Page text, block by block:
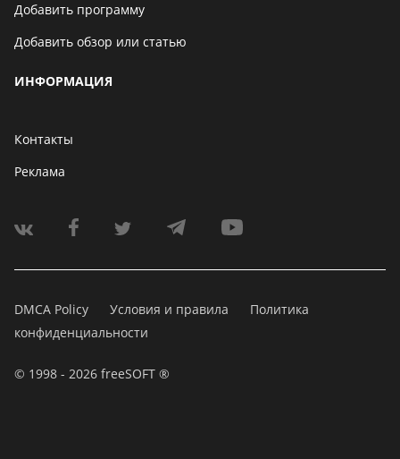
Добавить программу
Добавить обзор или статью
ИНФОРМАЦИЯ
Контакты
Реклама
DMCA Policy Условия и правила
Политика
конфиденциальности
© 1998 - 2026 freeSOFT ®